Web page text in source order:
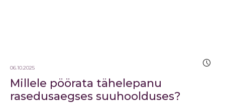
06.10.2025
Millele pöörata tähelepanu
rasedusaegses suuhoolduses?